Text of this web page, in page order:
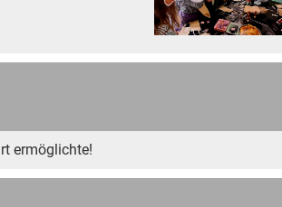
ermöglichte!